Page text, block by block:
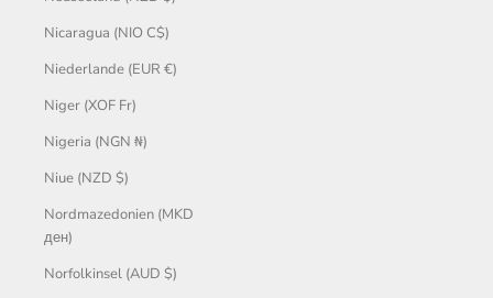
Nicaragua (NIO C$)
Niederlande (EUR €)
Niger (XOF Fr)
Nigeria (NGN ₦)
Niue (NZD $)
Nordmazedonien (MKD
ден)
Norfolkinsel (AUD $)